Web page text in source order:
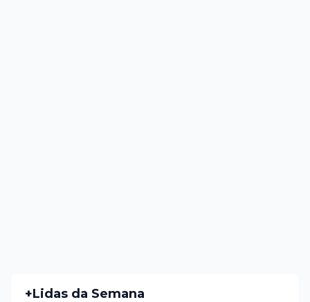
+Lidas da Semana